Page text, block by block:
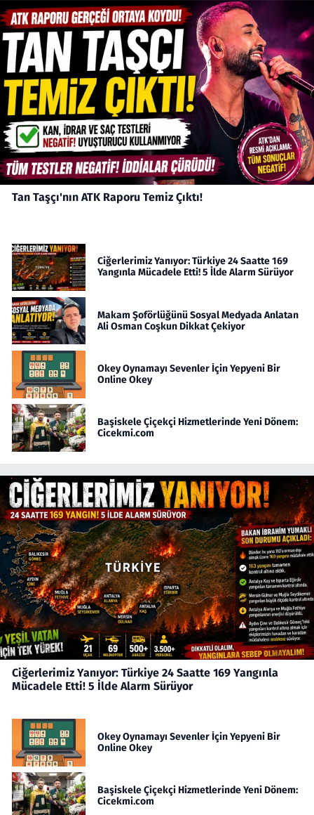
Tan Taşçı'nın ATK Raporu Temiz Çıktı!
Ciğerlerimiz Yanıyor: Türkiye 24 Saatte 169
Yangınla Mücadele Etti! 5 İlde Alarm Sürüyor
Makam Şoförlüğünü Sosyal Medyada Anlatan
Ali Osman Coşkun Dikkat Çekiyor
Okey Oynamayı Sevenler İçin Yepyeni Bir
Online Okey
Başiskele Çiçekçi Hizmetlerinde Yeni Dönem:
Cicekmi.com
Ciğerlerimiz Yanıyor: Türkiye 24 Saatte 169 Yangınla
Mücadele Etti! 5 İlde Alarm Sürüyor
Okey Oynamayı Sevenler İçin Yepyeni Bir
Online Okey
Başiskele Çiçekçi Hizmetlerinde Yeni Dönem:
Cicekmi.com